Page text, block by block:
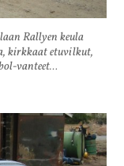
Rallyen keula
kirkkaat etuvilkut,
vanteet…